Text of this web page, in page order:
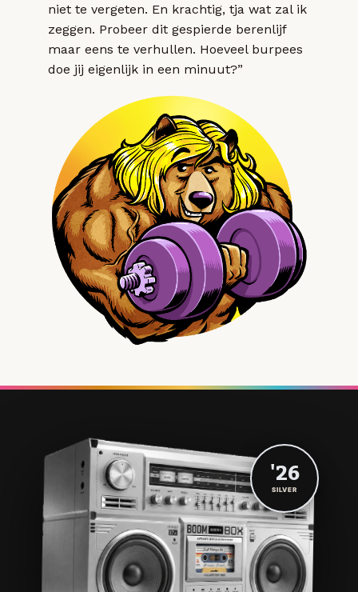
niet te vergeten. En krachtig, tja wat zal ik
zeggen. Probeer dit gespierde berenlijf
maar eens te verhullen. Hoeveel burpees
doe jij eigenlijk in een minuut?”
'26
SILVER